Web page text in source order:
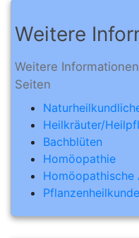
Weitere
Weitere
Seiten
Heilkräuter/
Bachblüten
Homöopathie
Homöopathische
Pflanzenheilkunde